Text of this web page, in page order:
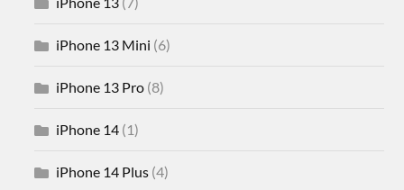
iPhone 13 Mini (6)
iPhone 13 Pro (8)
iPhone 14 (1)
iPhone 14 Plus (4)